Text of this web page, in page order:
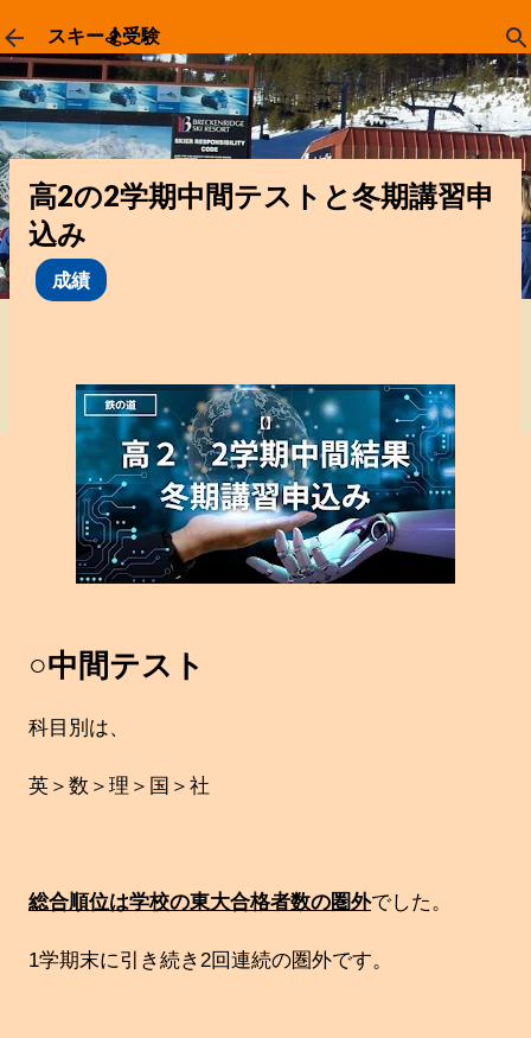
スキップしてメイン コンテンツに移動
スキー🏂受験
高2の2学期中間テストと冬期講習申
込み
成績
○中間テスト
科目別は、
英＞数＞理＞国＞社
総合順位は学校の東大合格者数の圏外でした。
1学期末に引き続き2回連続の圏外です。